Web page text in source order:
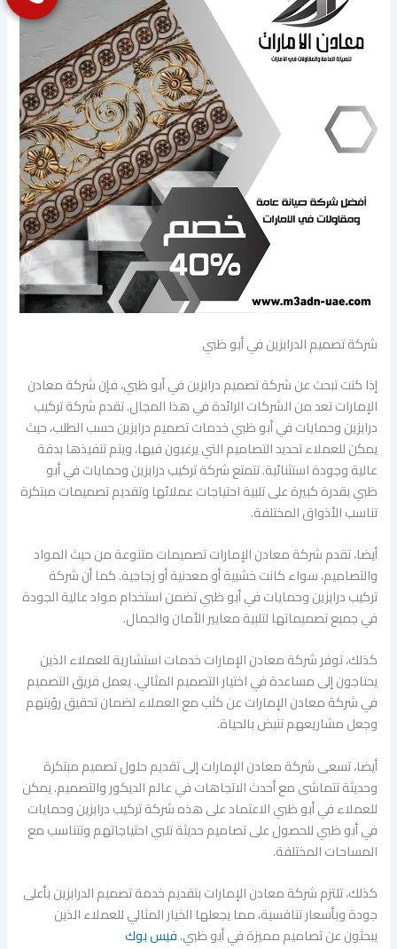
شركة تصميم الدرابزين في أبو ظبي
إذا كنت تبحث عن شركة تصميم درابزين في أبو ظبي، فإن شركة معادن
الإمارات تعد من الشركات الرائدة في هذا المجال. تقدم شركة تركيب
درابزين وحمايات في أبو ظبي خدمات تصميم درابزين حسب الطلب، حيث
يمكن للعملاء تحديد التصاميم التي يرغبون فيها، ويتم تنفيذها بدقة
عالية وجودة استثنائية. تتمتع شركة تركيب درابزين وحمايات في أبو
ظبي بقدرة كبيرة على تلبية احتياجات عملائها وتقديم تصميمات مبتكرة
تناسب الأذواق المختلفة.
أيضا، تقدم شركة معادن الإمارات تصميمات متنوعة من حيث المواد
والتصاميم، سواء كانت خشبية أو معدنية أو زجاجية. كما أن شركة
تركيب درابزين وحمايات في أبو ظبي تضمن استخدام مواد عالية الجودة
في جميع تصميماتها لتلبية معايير الأمان والجمال.
كذلك، توفر شركة معادن الإمارات خدمات استشارية للعملاء الذين
يحتاجون إلى مساعدة في اختيار التصميم المثالي. يعمل فريق التصميم
في شركة معادن الإمارات عن كثب مع العملاء لضمان تحقيق رؤيتهم
وجعل مشاريعهم تنبض بالحياة.
أيضا، تسعى شركة معادن الإمارات إلى تقديم حلول تصميم مبتكرة
وحديثة تتماشى مع أحدث الاتجاهات في عالم الديكور والتصميم. يمكن
للعملاء في أبو ظبي الاعتماد على هذه شركة تركيب درابزين وحمايات
في أبو ظبي للحصول على تصاميم حديثة تلبي احتياجاتهم وتتناسب مع
المساحات المختلفة.
كذلك، تلتزم شركة معادن الإمارات بتقديم خدمة تصميم الدرابزين بأعلى
جودة وبأسعار تنافسية، مما يجعلها الخيار المثالي للعملاء الذين
يبحثون عن تصاميم مميزة في أبو ظبي.فيس بوك